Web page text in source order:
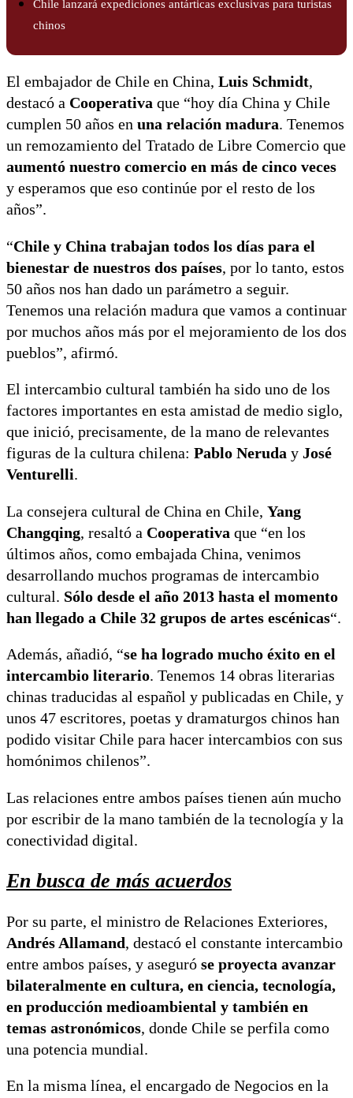
Chile lanzará expediciones antárticas exclusivas para turistas
chinos
El embajador de Chile en China, Luis Schmidt,
destacó a Cooperativa que “hoy día China y Chile
cumplen 50 años en una relación madura. Tenemos
un remozamiento del Tratado de Libre Comercio que
aumentó nuestro comercio en más de cinco veces
y esperamos que eso continúe por el resto de los
años”.
“Chile y China trabajan todos los días para el
bienestar de nuestros dos países, por lo tanto, estos
50 años nos han dado un parámetro a seguir.
Tenemos una relación madura que vamos a continuar
por muchos años más por el mejoramiento de los dos
pueblos”, afirmó.
El intercambio cultural también ha sido uno de los
factores importantes en esta amistad de medio siglo,
que inició, precisamente, de la mano de relevantes
figuras de la cultura chilena: Pablo Neruda y José
Venturelli.
La consejera cultural de China en Chile, Yang
Changqing, resaltó a Cooperativa que “en los
últimos años, como embajada China, venimos
desarrollando muchos programas de intercambio
cultural. Sólo desde el año 2013 hasta el momento
han llegado a Chile 32 grupos de artes escénicas“.
Además, añadió, “se ha logrado mucho éxito en el
intercambio literario. Tenemos 14 obras literarias
chinas traducidas al español y publicadas en Chile, y
unos 47 escritores, poetas y dramaturgos chinos han
podido visitar Chile para hacer intercambios con sus
homónimos chilenos”.
Las relaciones entre ambos países tienen aún mucho
por escribir de la mano también de la tecnología y la
conectividad digital.
En busca de más acuerdos
Por su parte, el ministro de Relaciones Exteriores,
Andrés Allamand, destacó el constante intercambio
entre ambos países, y aseguró se proyecta avanzar
bilateralmente en cultura, en ciencia, tecnología,
en producción medioambiental y también en
temas astronómicos, donde Chile se perfila como
una potencia mundial.
En la misma línea, el encargado de Negocios en la